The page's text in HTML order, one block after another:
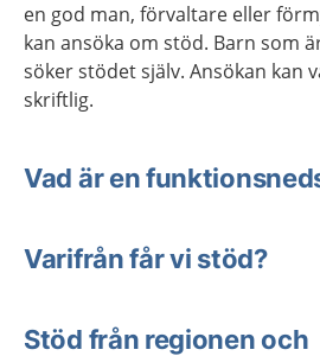
en god man, förvaltare eller
kan ansöka om stöd. Barn som
söker stödet själv. Ansökan kan
skriftlig.
Vad är en
Varifrån får vi stöd?
Stöd från regionen och